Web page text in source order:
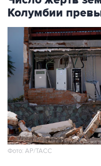
Фото: АР/ТАСС
Москва. 10 августа.